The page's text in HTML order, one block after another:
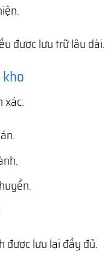
được lưu trữ lâu dài.
xác:
được lưu lại đầy đủ.